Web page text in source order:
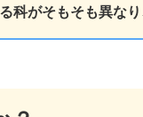
科がそもそも異な